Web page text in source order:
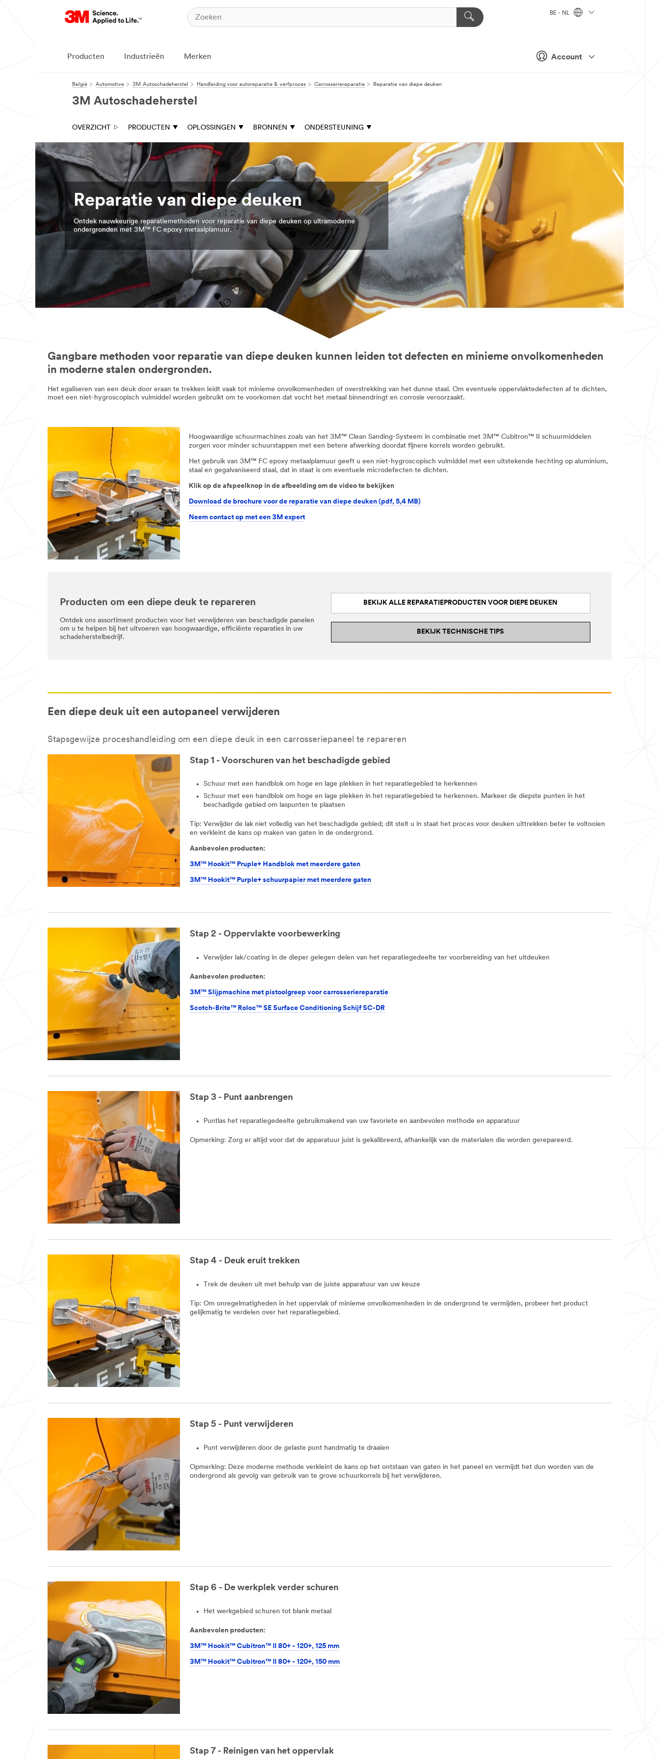
Account
BE - NL
Producten Industrieën Merken
België Automotive 3M Autoschadeherstel Handleiding voor autoreparatie & verfproces Carrosseriereparatie Reparatie van diepe deuken
3M Autoschadeherstel
OVERZICHT PRODUCTEN OPLOSSINGEN BRONNEN ONDERSTEUNING
Reparatie van diepe deuken
Ontdek nauwkeurige reparatiemethoden voor reparatie van diepe deuken op ultramoderne
ondergronden met 3M™ FC epoxy metaalplamuur.
Gangbare methoden voor reparatie van diepe deuken kunnen leiden tot defecten en minieme onvolkomenheden
in moderne stalen ondergronden.
Het egaliseren van een deuk door eraan te trekken leidt vaak tot minieme onvolkomenheden of overstrekking van het dunne staal. Om eventuele oppervlaktedefecten af te dichten,
moet een niet-hygroscopisch vulmiddel worden gebruikt om te voorkomen dat vocht het metaal binnendringt en corrosie veroorzaakt.
Hoogwaardige schuurmachines zoals van het 3M™ Clean Sanding-Systeem in combinatie met 3M™ Cubitron™ II schuurmiddelen
zorgen voor minder schuurstappen met een betere afwerking doordat fijnere korrels worden gebruikt.
Het gebruik van 3M™ FC epoxy metaalplamuur geeft u een niet-hygroscopisch vulmiddel met een uitstekende hechting op aluminium,
staal en gegalvaniseerd staal, dat in staat is om eventuele microdefecten te dichten.
Klik op de afspeelknop in de afbeelding om de video te bekijken
Download de brochure voor de reparatie van diepe deuken (pdf, 5,4 MB)
Neem contact op met een 3M expert
Producten om een diepe deuk te repareren
Ontdek ons assortiment producten voor het verwijderen van beschadigde panelen
om u te helpen bij het uitvoeren van hoogwaardige, efficiënte reparaties in uw
schadeherstelbedrijf.
BEKIJK ALLE REPARATIEPRODUCTEN VOOR DIEPE DEUKEN
BEKIJK TECHNISCHE TIPS
Een diepe deuk uit een autopaneel verwijderen
Stapsgewijze proceshandleiding om een diepe deuk in een carrosseriepaneel te repareren
Stap 1 - Voorschuren van het beschadigde gebied
Schuur met een handblok om hoge en lage plekken in het reparatiegebied te herkennen
Schuur met een handblok om hoge en lage plekken in het reparatiegebied te herkennen. Markeer de diepste punten in het
beschadigde gebied om laspunten te plaatsen
Tip: Verwijder de lak niet volledig van het beschadigde gebied; dit stelt u in staat het proces voor deuken uittrekken beter te voltooien
en verkleint de kans op maken van gaten in de ondergrond.
Aanbevolen producten:
3M™ Hookit™ Pruple+ Handblok met meerdere gaten
3M™ Hookit™ Purple+ schuurpapier met meerdere gaten
Stap 2 - Oppervlakte voorbewerking
Verwijder lak/coating in de dieper gelegen delen van het reparatiegedeelte ter voorbereiding van het uitdeuken
Aanbevolen producten:
3M™ Slijpmachine met pistoolgreep voor carrosseriereparatie
Scotch-Brite™ Roloc™ SE Surface Conditioning Schijf SC-DR
Stap 3 - Punt aanbrengen
Puntlas het reparatiegedeelte gebruikmakend van uw favoriete en aanbevolen methode en apparatuur
Opmerking: Zorg er altijd voor dat de apparatuur juist is gekalibreerd, afhankelijk van de materialen die worden gerepareerd.
Stap 4 - Deuk eruit trekken
Trek de deuken uit met behulp van de juiste apparatuur van uw keuze
Tip: Om onregelmatigheden in het oppervlak of minieme onvolkomenheden in de ondergrond te vermijden, probeer het product
gelijkmatig te verdelen over het reparatiegebied.
Stap 5 - Punt verwijderen
Punt verwijderen door de gelaste punt handmatig te draaien
Opmerking: Deze moderne methode verkleint de kans op het ontstaan van gaten in het paneel en vermijdt het dun worden van de
ondergrond als gevolg van gebruik van te grove schuurkorrels bij het verwijderen.
Stap 6 - De werkplek verder schuren
Het werkgebied schuren tot blank metaal
Aanbevolen producten:
3M™ Hookit™ Cubitron™ II 80+ - 120+, 125 mm
3M™ Hookit™ Cubitron™ II 80+ - 120+, 150 mm
Stap 7 - Reinigen van het oppervlak